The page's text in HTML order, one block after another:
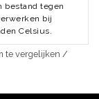
bestand tegen
bij
Celsius.
te vergelijken /